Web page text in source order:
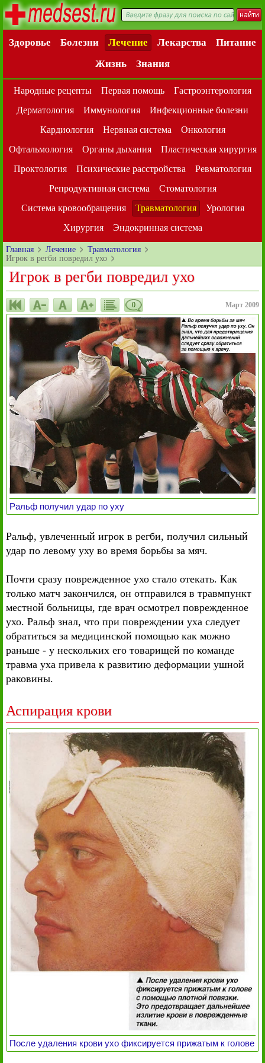
Здоровье Болезни Лечение Лекарства
Питание
Жизнь
Знания
Народные рецепты Первая помощь
Гастроэнтерология
Дерматология
Иммунология
Инфекционные болезни
Кардиология
Нервная система
Онкология
Офтальмология
Органы дыхания
Пластическая хирургия
Проктология
Психические расстройства
Ревматология
Репродуктивная система
Стоматология
Система кровообращения
Травматология
Урология
Хирургия
Эндокринная система
Главная Лечение
Травматология
Игрок в регби повредил ухо
Игрок в регби повредил ухо
0 Март 2009
Ральф получил удар по уху
Ральф, увлеченный игрок в регби, получил сильный
удар по левому уху во время борьбы за мяч.
Почти сразу поврежденное ухо стало отекать. Как
только матч закончился, он отправился в травмпункт
местной больницы, где врач осмотрел поврежденное
ухо. Ральф знал, что при повреждении уха следует
обратиться за медицинской помощью как можно
раньше - у нескольких его товарищей по команде
травма уха привела к развитию деформации ушной
раковины.
Аспирация крови
После удаления крови ухо фиксируется прижатым к голове